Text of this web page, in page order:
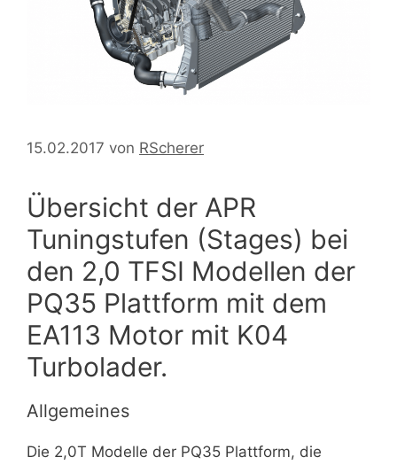
15.02.2017 von RScherer
Übersicht der APR
Tuningstufen (Stages) bei
den 2,0 TFSI Modellen der
PQ35 Plattform mit dem
EA113 Motor mit K04
Turbolader.
Allgemeines
Die 2,0T Modelle der PQ35 Plattform, die